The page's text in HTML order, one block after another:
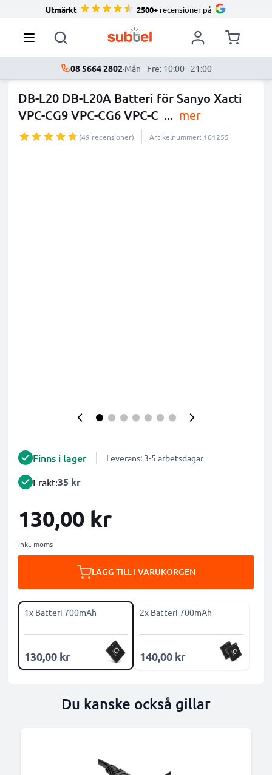
Utmärkt 2500+ recensioner på
08 5664 2802·Mån - Fre: 10:00 - 21:00
DB-L20 DB-L20A Batteri för Sanyo Xacti
VPC-CG9 VPC-CG6 VPC-C ... mer
(49 recensioner) Artikelnummer: 101255
Finns i lager Leverans: 3-5 arbetsdagar
Frakt:35 kr
130,00 kr
inkl. moms
LÄGG TILL I VARUKORGEN
1x Batteri 700mAh
130,00 kr
2x Batteri 700mAh
140,00 kr
Du kanske också gillar